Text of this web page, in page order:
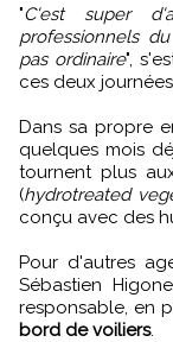
"C'est super
professionnels
pas ordinaire",
ces deux
Dans sa propre
quelques mois
tournent plus
(hydrotreated
conçu avec des
Pour d'autres
Sébastien
responsable, en
bord de voiliers.